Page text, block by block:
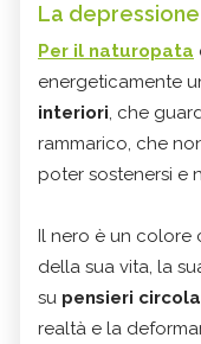
La
Per il naturopata
energeticamente
interiori, che
rammarico, che
poter sostenersi e
Il nero è un colore
della sua vita, la
su pensieri
realtà e la